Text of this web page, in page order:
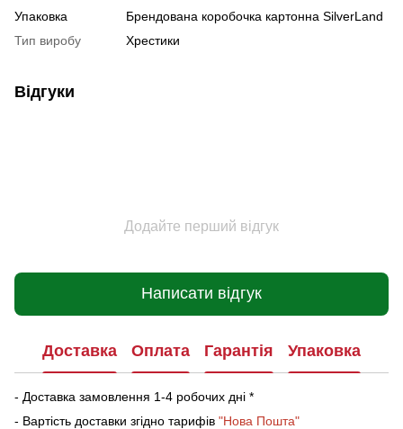
Упаковка
Брендована коробочка картонна SilverLand
Тип виробу
Хрестики
Відгуки
Додайте перший відгук
Написати відгук
Доставка Оплата Гарантія Упаковка
- Доставка замовлення 1-4 робочих дні *
- Вартість доставки згідно тарифів "Нова Пошта"